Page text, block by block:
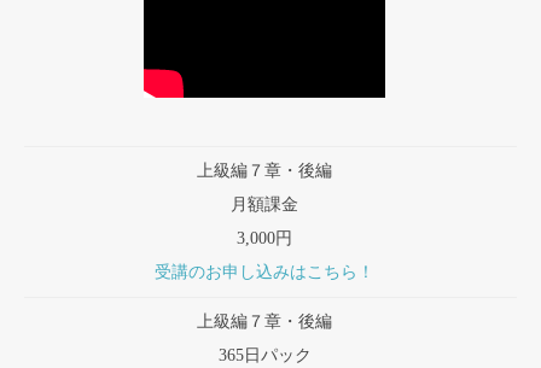
上級編７章・後編
月額課金
3,000円
受講のお申し込みはこちら！
上級編７章・後編
365日パック